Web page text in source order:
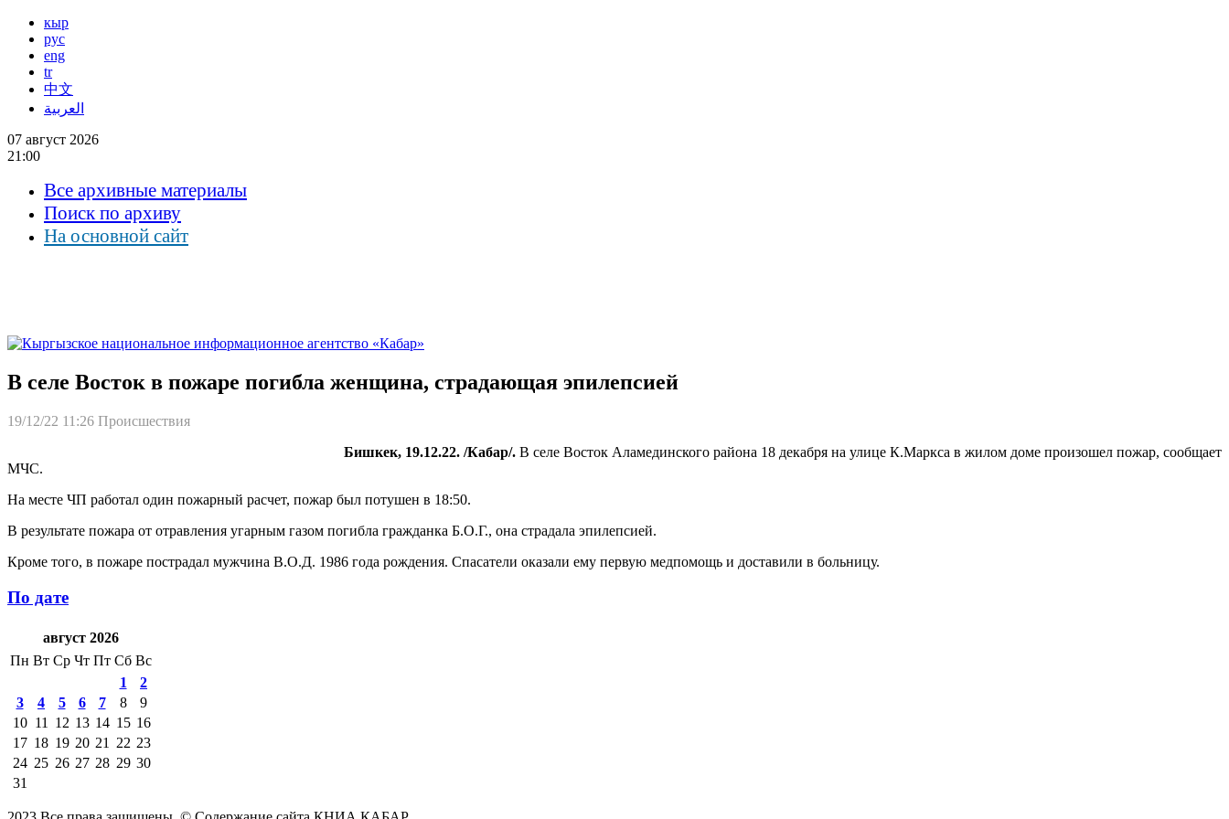
кыр
рус
eng
tr
中文
العربية
07 август 2026
21:00
Все архивные материалы
Поиск по архиву
На основной сайт
В селе Восток в пожаре погибла женщина, страдающая эпилепсией
19/12/22 11:26 Происшествия
Бишкек, 19.12.22. /Кабар/. В селе Восток Аламединского района 18 декабря на улице К.Маркса в жилом доме произошел пожар, сообщает
МЧС.
На месте ЧП работал один пожарный расчет, пожар был потушен в 18:50.
В результате пожара от отравления угарным газом погибла гражданка Б.О.Г., она страдала эпилепсией.
Кроме того, в пожаре пострадал мужчина В.О.Д. 1986 года рождения. Спасатели оказали ему первую медпомощь и доставили в больницу.
По дате
август 2026
Пн Вт Ср Чт Пт Сб Вс
1
2
3
4 5 6 7 8
9
10 11 12 13 14 15 16
17 18 19 20 21 22 23
24 25 26 27 28 29 30
31